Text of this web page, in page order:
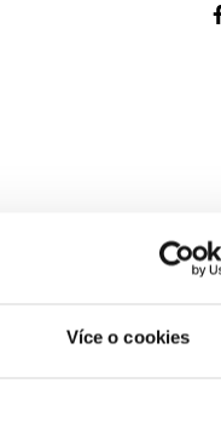
Více o cookies